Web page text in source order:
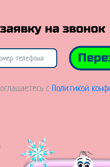
на звонок
с Политикой